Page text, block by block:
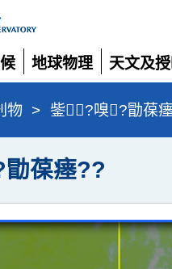
地球物理
展
开
天文及
展
开
物 > 鈭?嗅?勖葆
葆瘗??